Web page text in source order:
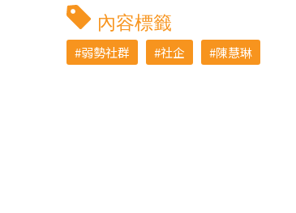
內容標籤
弱勢社群 社企 陳慧琳